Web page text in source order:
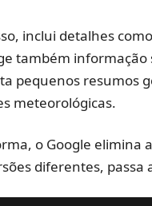
inclui detalhes
também informação
pequenos resumos
meteorológicas.
o Google elimina
diferentes,